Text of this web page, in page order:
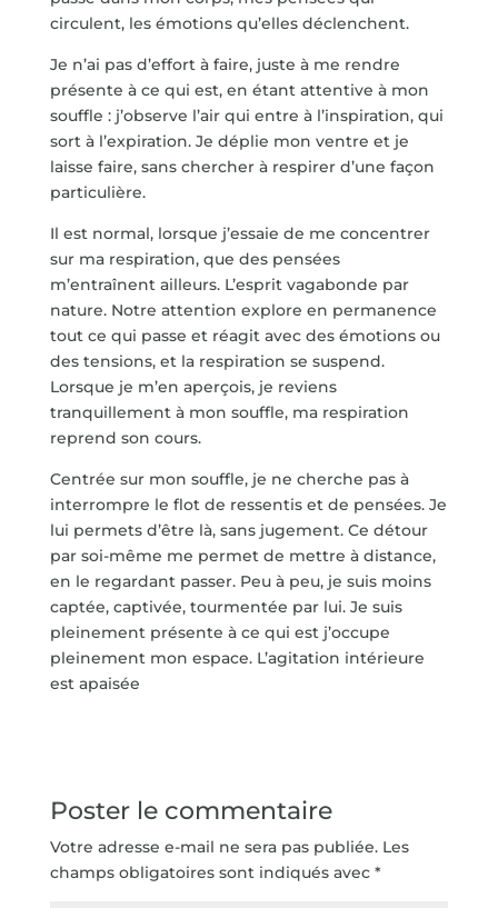
circulent, les émotions qu’elles déclenchent.
Je n’ai pas d’effort à faire, juste à me rendre
présente à ce qui est, en étant attentive à mon
souffle : j’observe l’air qui entre à l’inspiration, qui
sort à l’expiration. Je déplie mon ventre et je
laisse faire, sans chercher à respirer d’une façon
particulière.
Il est normal, lorsque j’essaie de me concentrer
sur ma respiration, que des pensées
m’entraînent ailleurs. L’esprit vagabonde par
nature. Notre attention explore en permanence
tout ce qui passe et réagit avec des émotions ou
des tensions, et la respiration se suspend.
Lorsque je m’en aperçois, je reviens
tranquillement à mon souffle, ma respiration
reprend son cours.
Centrée sur mon souffle, je ne cherche pas à
interrompre le flot de ressentis et de pensées. Je
lui permets d’être là, sans jugement. Ce détour
par soi-même me permet de mettre à distance,
en le regardant passer. Peu à peu, je suis moins
captée, captivée, tourmentée par lui. Je suis
pleinement présente à ce qui est j’occupe
pleinement mon espace. L’agitation intérieure
est apaisée
Poster le commentaire
Votre adresse e-mail ne sera pas publiée. Les
champs obligatoires sont indiqués avec *